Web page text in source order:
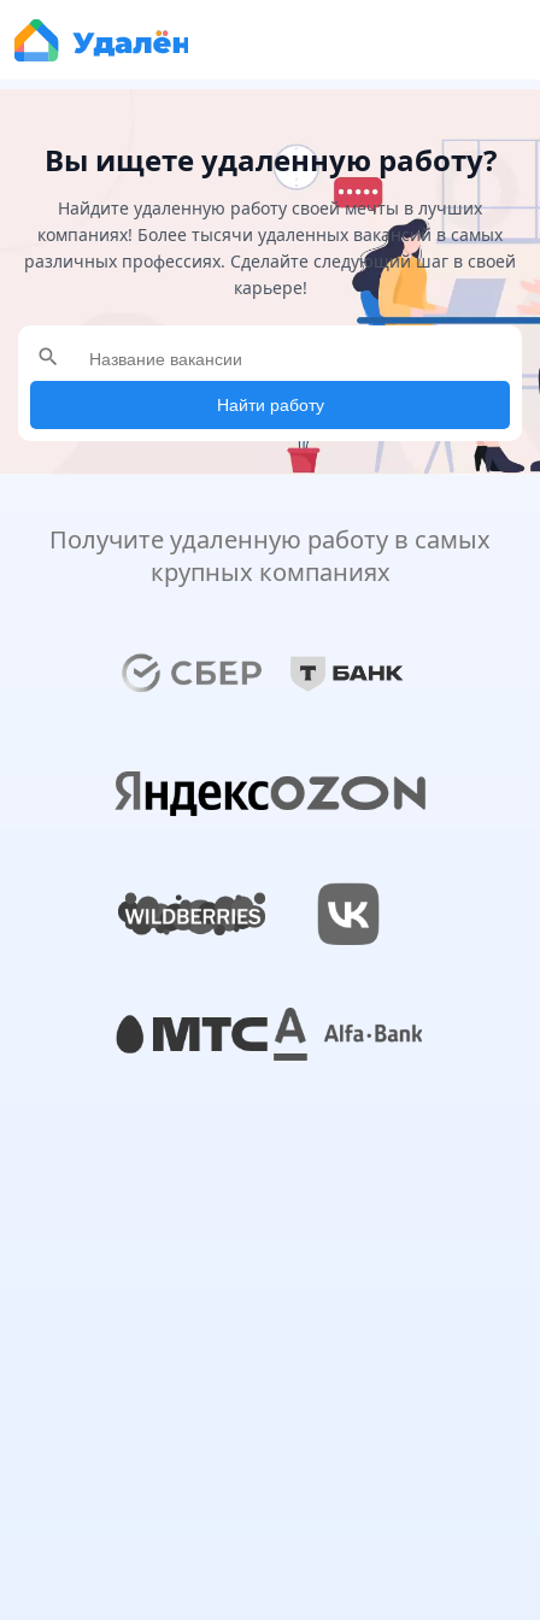
Вы ищете удаленную работу?
Найдите удаленную работу своей мечты в лучших
компаниях! Более тысячи удаленных вакансий в самых
различных профессиях. Сделайте следующий шаг в своей
карьере!
search
Найти работу
Получите удаленную работу в самых
крупных компаниях